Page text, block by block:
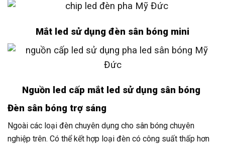
Mắt led sử dụng đèn sân bóng mini
Nguồn led cấp mắt led sử dụng sân bóng
Đèn sân bóng trợ sáng
Ngoài các loại đèn chuyên dụng cho sân bóng chuyên
nghiệp trên. Có thể kết hợp loại đèn có công suất thấp hơn